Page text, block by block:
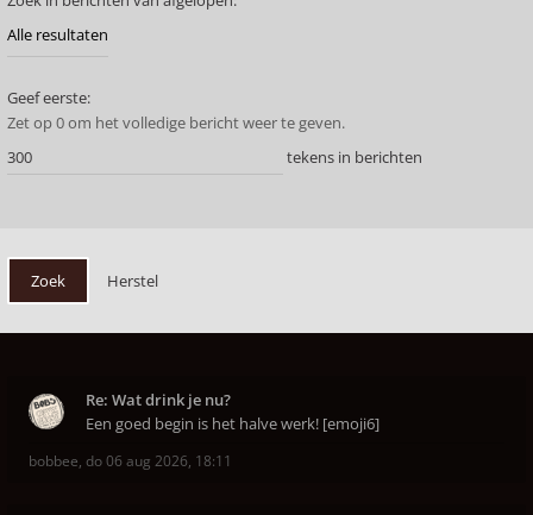
Geef eerste:
Zet op 0 om het volledige bericht weer te geven.
tekens in berichten
Re: Wat drink je nu?
Een goed begin is het halve werk! [emoji6]
bobbee, do 06 aug 2026, 18:11